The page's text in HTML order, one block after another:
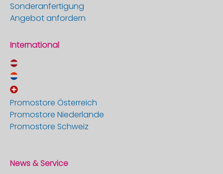
Sonderanfertigung
Angebot anfordern
International
Promostore Österreich
Promostore Niederlande
Promostore Schweiz
News & Service